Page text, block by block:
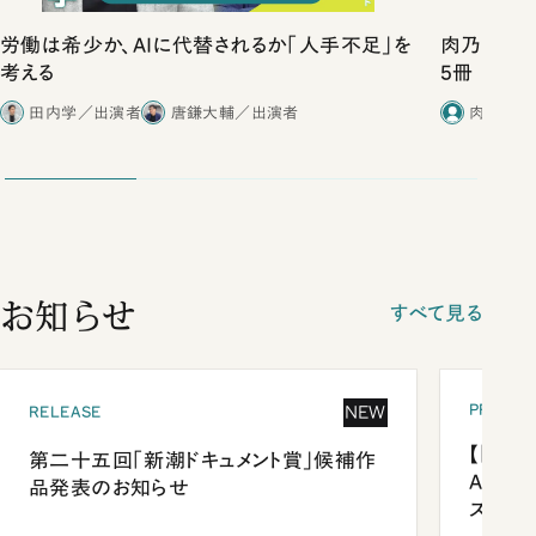
労働は希少か、AIに代替されるか「人手不足」を
考える
田内学／出演者 唐鎌大輔／出演者
肉乃小路
5冊
肉乃小路
お知らせ すべて見る
RELEASE NEW
第二十五回「新潮ドキュメント賞」候補作
品発表のお知らせ
【「新
ズプレ